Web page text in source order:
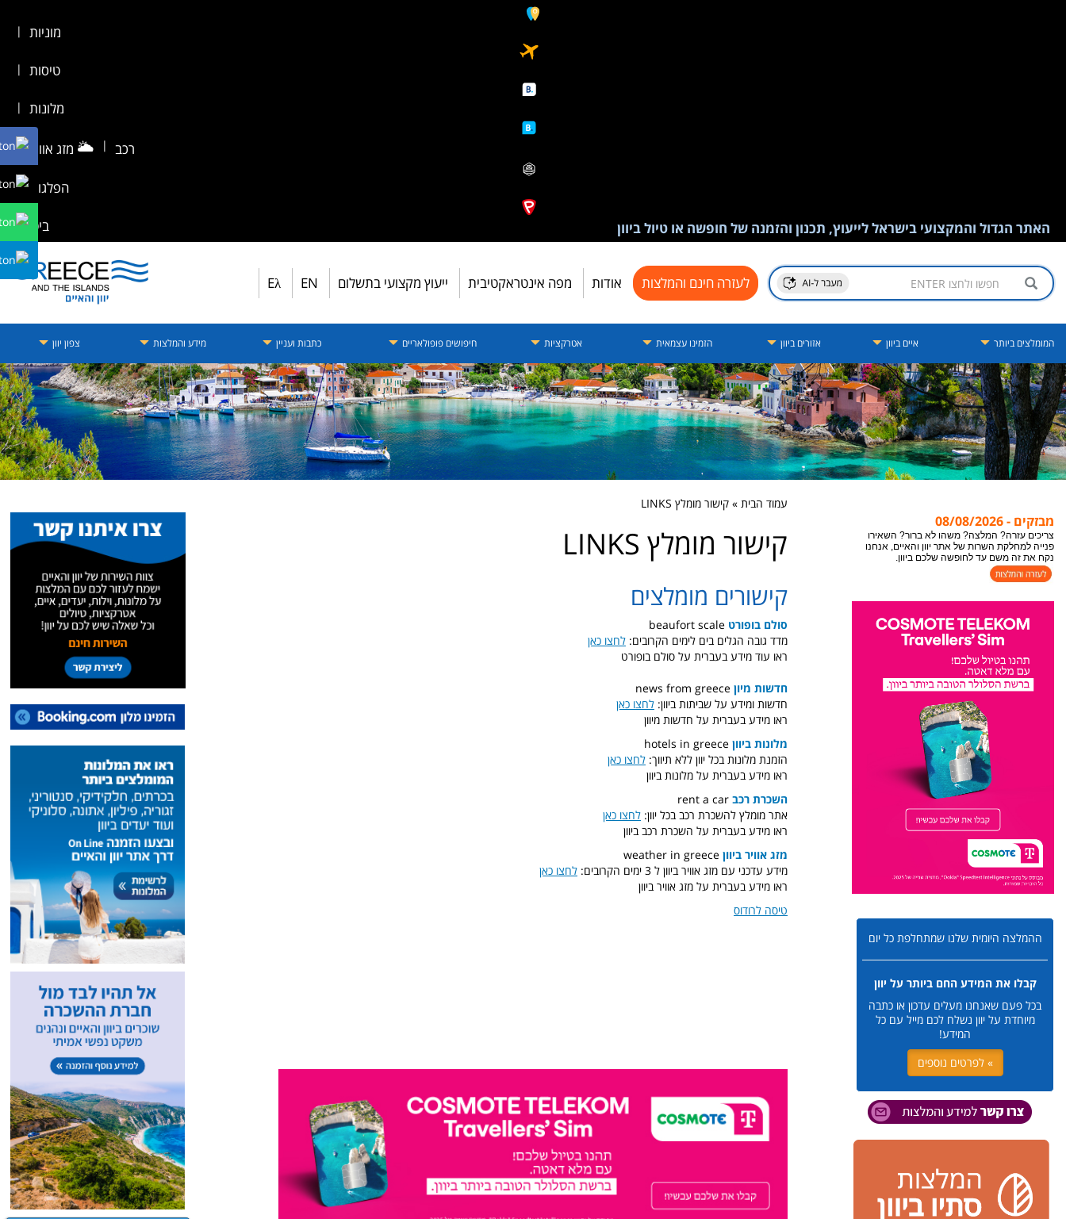
מוניות |
טיסות |
מלונות |
רכב |
🌥️ מזג אוויר |
הפלגות |
ביטוח האתר הגדול והמקצועי בישראל לייעוץ, תכנון והזמנה של חופשה או טיול ביוון
לעזרה חינם והמלצות אודות מפה אינטראקטיבית ייעוץ מקצועי בתשלום EN
Eλ
המומלצים ביותר איים ביוון אזורים ביוון הזמינו עצמאית אטרקציות חיפושים פופולאריים כתבות ועניין מידע והמלצות צפון יוון
עמוד הבית » קישור מומלץ LINKS
מבזקים - 08/08/2026
צריכים עזרה? המלצה? משהו לא ברור? השאירו
פנייה למחלקת השרות של אתר יוון והאיים, אנחנו
נקח את זה משם עד לחופשה שלכם ביוון.
צופים, מומלץ לבצע ריפרש לעמוד "רענון".
ההמלצה היומית שלנו שמתחלפת כל יום
קבלו את המידע החם ביותר על יוון
בכל פעם שאנחנו מעלים עדכון או כתבה
מיוחדת על יוון נשלח לכם מייל עם כל
המידע!
» לפרטים נוספים
קישור מומלץ LINKS
קישורים מומלצים
סולם בופורט beaufort scale
מדד גובה הגלים בים לימים הקרובים: לחצו כאן
ראו עוד מידע בעברית על סולם בופורט
חדשות מיון
חדשות ומידע על שביתות ביוון: לחצו כאן
ראו מידע בעברית על חדשות מיוון
מלונות ביוון
הזמנת מלונות בכל יוון ללא תיווך: לחצו כאן
ראו מידע בעברית על מלונות ביוון
השכרת רכב
אתר מומלץ להשכרת רכב בכל יוון: לחצו כאן
ראו מידע בעברית על השכרת רכב ביוון
מזג אוויר ביוון
מידע עדכני עם מזג אוויר ביוון ל 3 ימים הקרובים:
לחצו כאן
ראו מידע בעברית על מזג אוויר ביוון
טיסה לרודוס